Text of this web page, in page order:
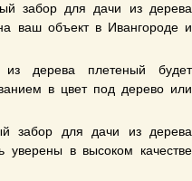
забор для дачи из дерева
ваш объект в Ивангороде и
дерева плетеный будет
в цвет под дерево или
забор для дачи из дерева
в высоком качестве